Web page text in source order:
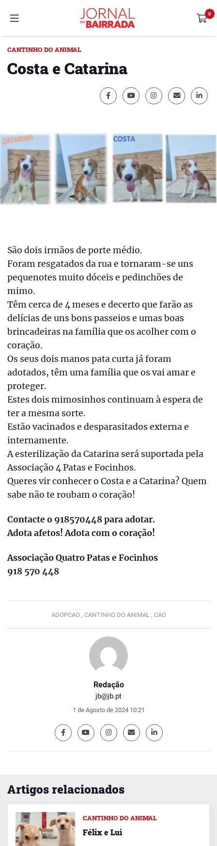
Redação
jb@jb.pt
1 de Agosto de 2024 10:21
CANTINHO DO ANIMAL
Costa e Catarina
São dois irmãos de porte médio.
Foram resgatados da rua e tornaram-se uns
pequenotes muito dóceis e pedinchões de
mimo.
Têm cerca de 4 meses e decerto que farão as
delícias de uns bons passeios e umas boas
brincadeiras na família que os acolher com o
coração.
Os seus dois manos pata curta já foram
adotados, têm uma família que os vai amar e
proteger.
Estes dois mimosinhos continuam à espera de
ter a mesma sorte.
Estão vacinados e desparasitados externa e
internamente.
A esterilização da Catarina será suportada pela
Associação 4 Patas e Focinhos.
Queres vir conhecer o Costa e a Catarina? Quem
sabe não te roubam o coração!
Contacte o 918570448 para adotar.
Adota afetos! Adota com o coração!
Associação Quatro Patas e Focinhos
918 570 448
ADOPCAO , CANTINHO DO ANIMAL , CAO
Artigos relacionados
CANTINHO DO ANIMAL
Félix e Lui